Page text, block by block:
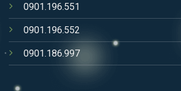
0901.196.551
0901.196.552
0901.186.997